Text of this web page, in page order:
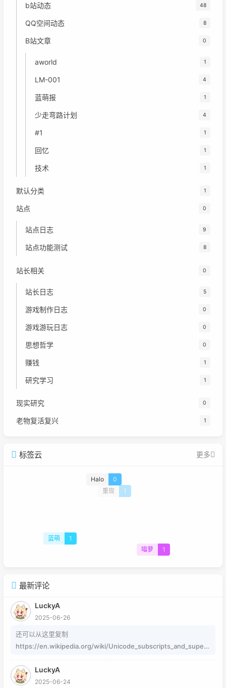
b站动态 48
QQ空间动态 8
B站文章 0
aworld 1
LM-001 4
蓝萌报 1
少走弯路计划 4
#1 1
回忆 1
技术 1
默认分类 1
站点 0
站点日志 9
站点功能测试 8
站长相关 0
站长日志 5
游戏制作日志 0
游戏游玩日志 0
思想哲学 0
赚钱 1
研究学习 1
现实研究 0
老物复活复兴 1
标签云 更多
Halo 0
喵萝 1
重现 1
蓝萌 1
最新评论
LuckyA
2025-06-26
还可以从这里复制
https://en.wikipedia.org/wiki/Unicode_subscripts_and_supers
https://www.jiuwa.net/xzm/ 相关问题可以在这里找到
https://www.zhihu.com/question/54913586/answer/8092801
LuckyA
2025-06-24